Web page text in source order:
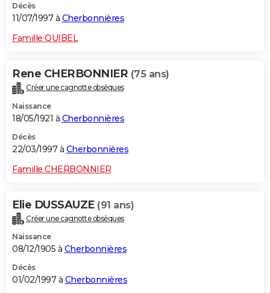
Décès
11/07/1997 à Cherbonnières
Famille QUIBEL
Rene CHERBONNIER (75 ans)
Créer une cagnotte obsèques
Naissance
18/05/1921 à Cherbonnières
Décès
22/03/1997 à Cherbonnières
Famille CHERBONNIER
Elie DUSSAUZE (91 ans)
Créer une cagnotte obsèques
Naissance
08/12/1905 à Cherbonnières
Décès
01/02/1997 à Cherbonnières